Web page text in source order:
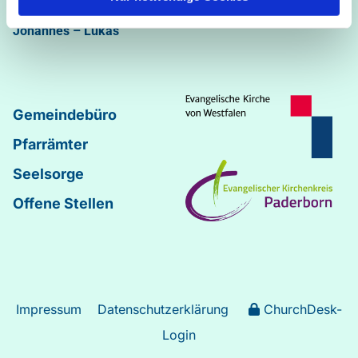
Markus
Johannes–Lukas
Gemeindebüro
Pfarrämter
Seelsorge
Offene Stellen
Impressum Datenschutzerklärung
ChurchDesk-
Login